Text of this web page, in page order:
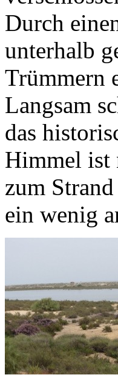
Durch
unterhalb
Trümmern
Langsam
das
Himmel ist
zum
ein wenig